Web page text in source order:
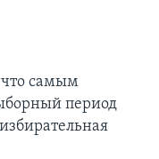
самым
период